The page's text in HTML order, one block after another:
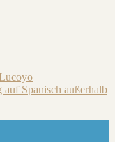
Spanisch außerhalb